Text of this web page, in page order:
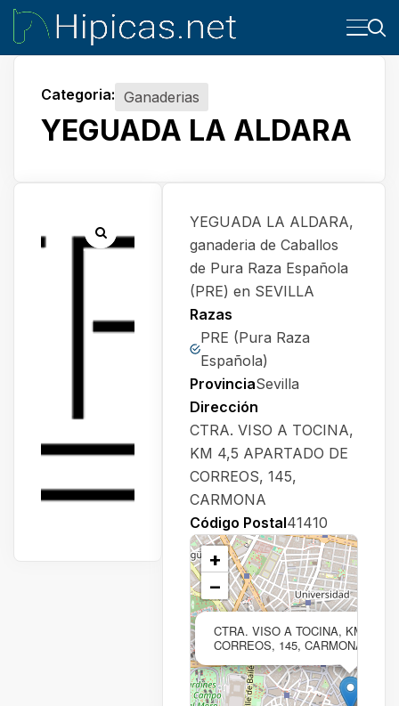
Categoria: Ganaderias
YEGUADA LA ALDARA
YEGUADA LA ALDARA,
ganaderia de Caballos
de Pura Raza Española
(PRE) en SEVILLA
Razas
PRE (Pura Raza
Española)
ProvinciaSevilla
Dirección
CTRA. VISO A TOCINA,
KM 4,5 APARTADO DE
CORREOS, 145,
CARMONA
Código Postal41410
CTRA. VISO A TOCINA, KM 4,5
CORREOS, 145,
+
−